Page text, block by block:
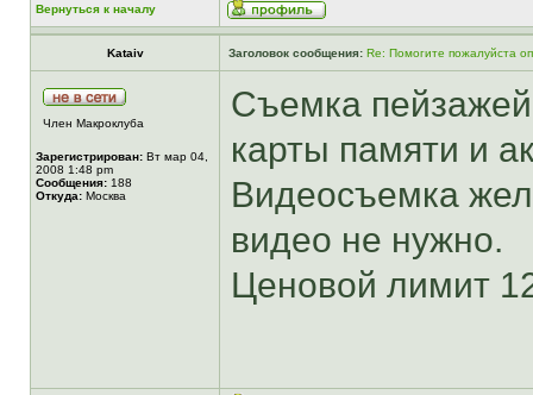
Вернуться к началу
Kataiv Заголовок сообщения: Re: Помогите пожалуйста
Член Макроклуба
Зарегистрирован: Вт мар 04,
2008 1:48 pm
Сообщения: 188
Откуда: Москва
Съемка
карты памяти и
Видеосъемка
видео не нужно.
Ценовой лимит